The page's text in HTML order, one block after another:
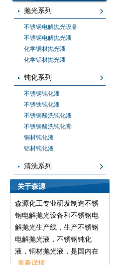
抛光系列
不锈钢电解抛光设备
不锈钢电解抛光液
化学铜材抛光液
化学铝材抛光液
钝化系列
不锈钢钝化液
不锈铁钝化液
不锈钢酸洗钝化液
不锈钢酸洗钝化膏
铜材钝化液
铝材钝化液
清洗系列
关于森源
森源化工专业研发制造不锈
钢电解抛光设备和不锈钢电
解抛光生产线，生产不锈钢
电解抛光液，不锈钢钝化
液，铜材抛光液，是国内在
不锈钢、铜材等金属材料表
查看详情